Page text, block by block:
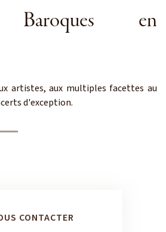
Baroques en
artistes, aux multiples facettes au
d'exception.
CONTACTER